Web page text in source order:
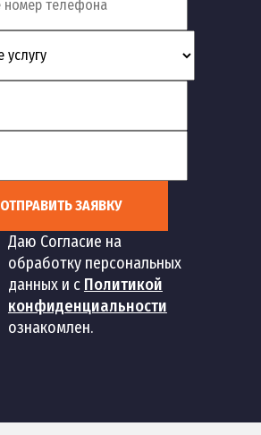
ОТПРАВИТЬ ЗАЯВКУ
Даю Согласие на
обработку персональных
данных и с Политикой
конфиденциальности
ознакомлен.